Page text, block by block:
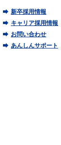
新卒採用情報
キャリア採用情報
お問い合わせ
あんしんサポート